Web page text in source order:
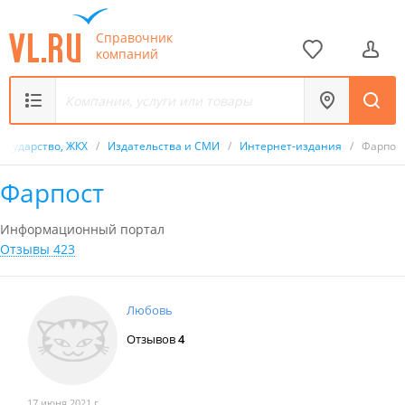
Справочник
компаний
ЖКХ / Издательства и СМИ / Интернет-издания /
Фарпост
Информационный портал
Отзывы 423
Любовь
Отзывов4
17 июня 2021 г.